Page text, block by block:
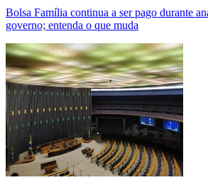
Bolsa Família continua a ser pago durante
governo; entenda o que muda